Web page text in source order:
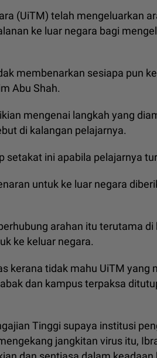
(UiTM) telah mengeluarkan
ke luar negara bagi
membenarkan sesiapa pun
Abu Shah.
mengenai langkah yang
di kalangan pelajarnya.
setakat ini apabila pelajarnya
untuk ke luar negara
arahan itu terutama
ke keluar negara.
kerana tidak mahu UiTM yang
dan kampus terpaksa
Tinggi supaya institusi
jangkitan virus itu,